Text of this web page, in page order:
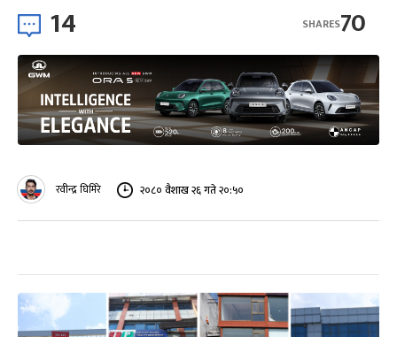
14 70
SHARES
रवीन्द्र घिमिरे २०८० वैशाख २६ गते २०:५०